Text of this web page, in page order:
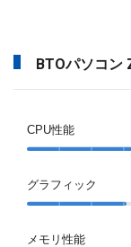
BTOパソコン
CPU性能
グラフィック
メモリ性能